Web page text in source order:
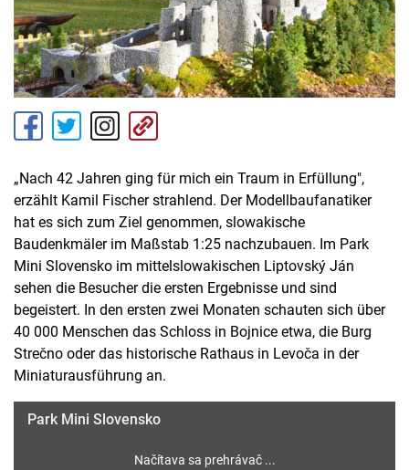
„Nach 42 Jahren ging für mich ein Traum in Erfüllung",
erzählt Kamil Fischer strahlend. Der Modellbaufanatiker
hat es sich zum Ziel genommen, slowakische
Baudenkmäler im Maßstab 1:25 nachzubauen. Im Park
Mini Slovensko im mittelslowakischen Liptovský Ján
sehen die Besucher die ersten Ergebnisse und sind
begeistert. In den ersten zwei Monaten schauten sich über
40 000 Menschen das Schloss in Bojnice etwa, die Burg
Strečno oder das historische Rathaus in Levoča in der
Miniaturausführung an.
Park Mini Slovensko